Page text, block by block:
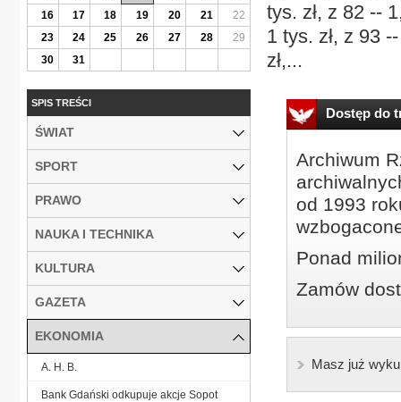
tys. zł, z 82 --
1 tys. zł, z 93
zł,...
Dostęp do
Archiwum
od 1993
Ponad
Zamów
Masz już
16
17 18 19 20 21
22
23
24 25 26 27 28
29
30
31
SPIS TREŚCI
ŚWIAT
SPORT
PRAWO
NAUKA I TECHNIKA
KULTURA
GAZETA
EKONOMIA
A. H. B.
Bank Gdański odkupuje akcje Sopot